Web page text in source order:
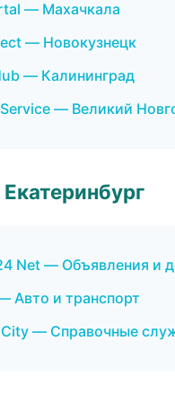
— Махачкала
— Новокузнецк
— Калининград
— Великий
Net — Объявления и
Авто и транспорт
City — Справочные